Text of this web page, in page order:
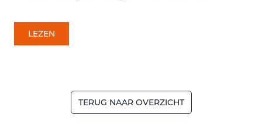
LEZEN
TERUG NAAR OVERZICHT